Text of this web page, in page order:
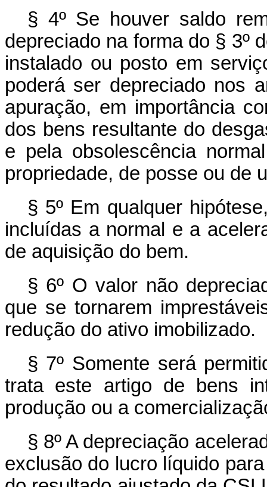
§ 4º Se houver saldo
depreciado na forma do § 3º
instalado ou posto em
poderá ser depreciado nos
apuração, em importância
dos bens resultante do
e pela obsolescência
propriedade, de posse ou de
§ 5º Em qualquer
incluídas a normal e a
de aquisição do bem.
§ 6º O valor não
que se tornarem
redução do ativo imobilizado.
§ 7º Somente será
trata este artigo de bens
produção ou a
§ 8º A depreciação
exclusão do lucro líquido